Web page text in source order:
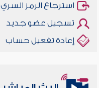
استرجاع الرمز السري
تسجيل عضو جديد
إعادة تفعيل حساب